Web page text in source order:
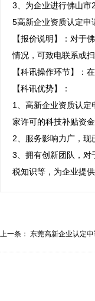
3、为企业进行佛山市
5高新企业资质认定申
【报价说明】：对于
情况，可致电联系或扫
【科讯操作环节】
【科讯优势】：
1、高新企业资质认
家许可的科技补贴资
2、服务影响力广，
3、拥有创新团队，对
税知识等，为企业提
上一条： 东莞高新企业认定申